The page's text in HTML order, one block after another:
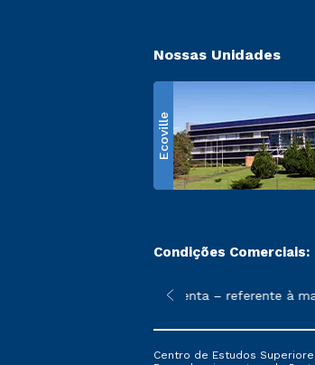
Nossas Unidades
Ecoville
Condições Comerciais:
sofrer alterações nos períodos de
de 1ª mensalidade isenta – referente à
Centro de Estudos